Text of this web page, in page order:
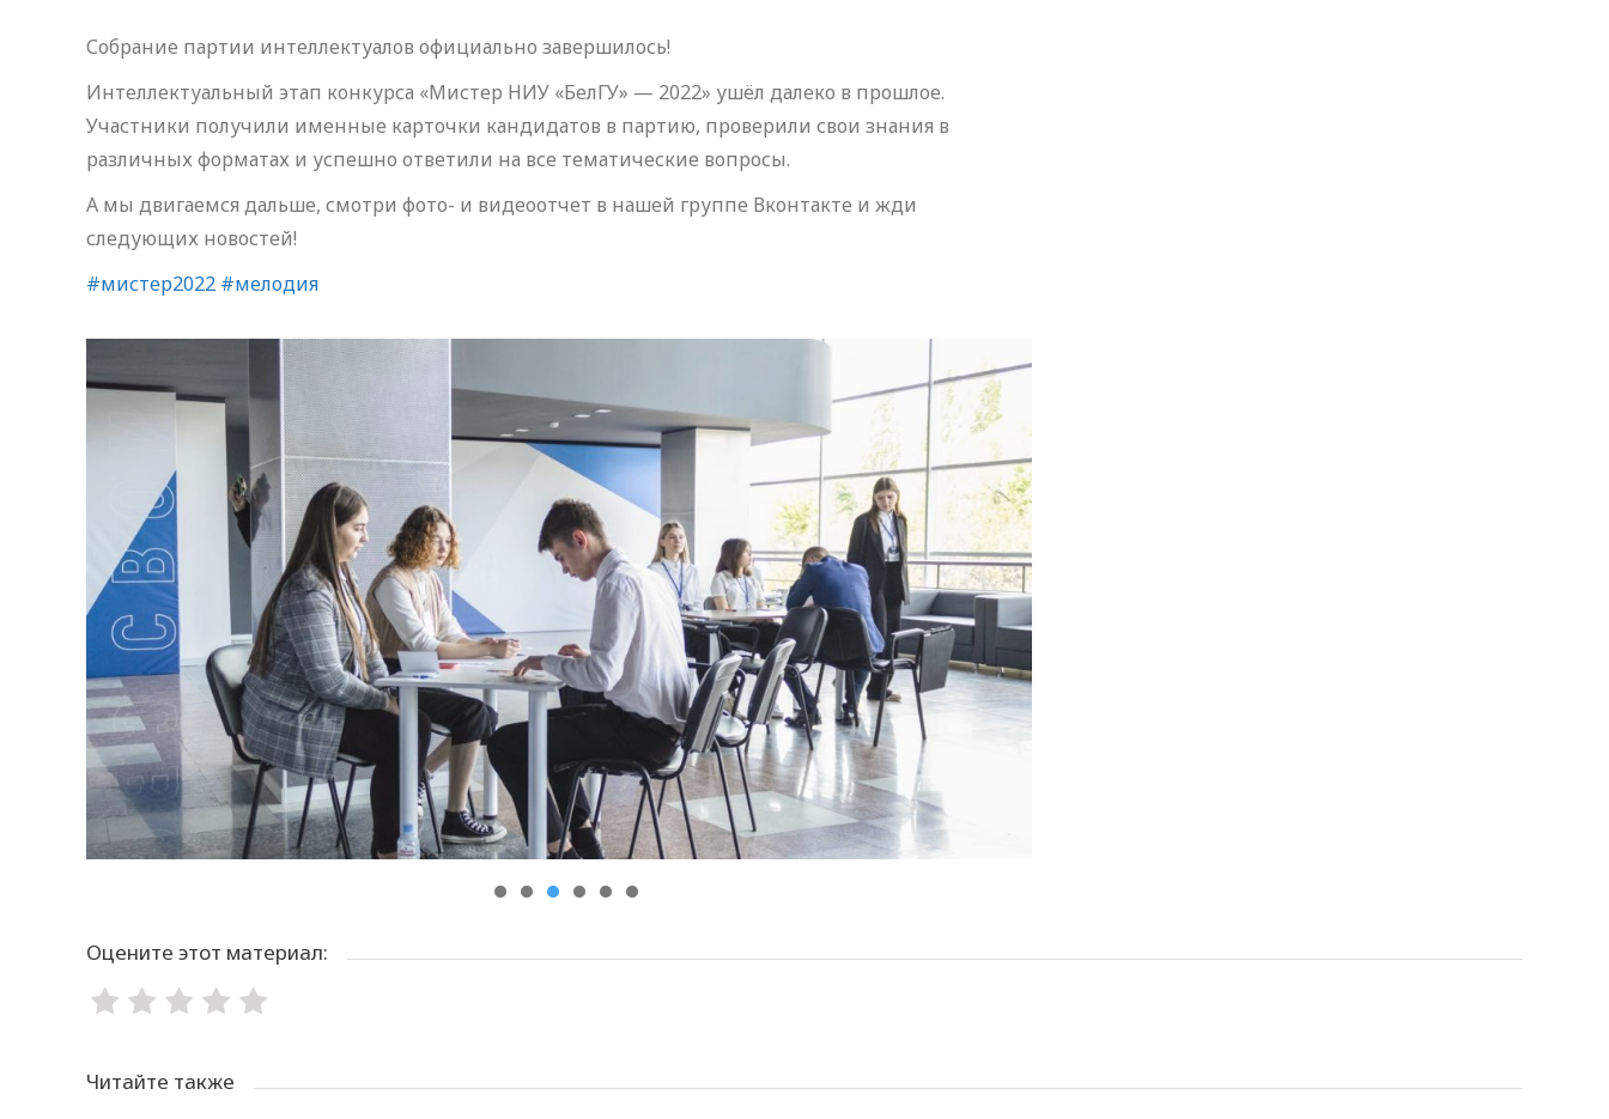
Собрание партии интеллектуалов официально завершилось!
Интеллектуальный этап конкурса «Мистер НИУ «БелГУ» — 2022» ушёл далеко в прошлое.
Участники получили именные карточки кандидатов в партию, проверили свои знания в
различных форматах и успешно ответили на все тематические вопросы.
А мы двигаемся дальше, смотри фото- и видеоотчет в нашей группе Вконтакте и жди
следующих новостей!
#мистер2022 #мелодия
Оцените этот материал:
Читайте также